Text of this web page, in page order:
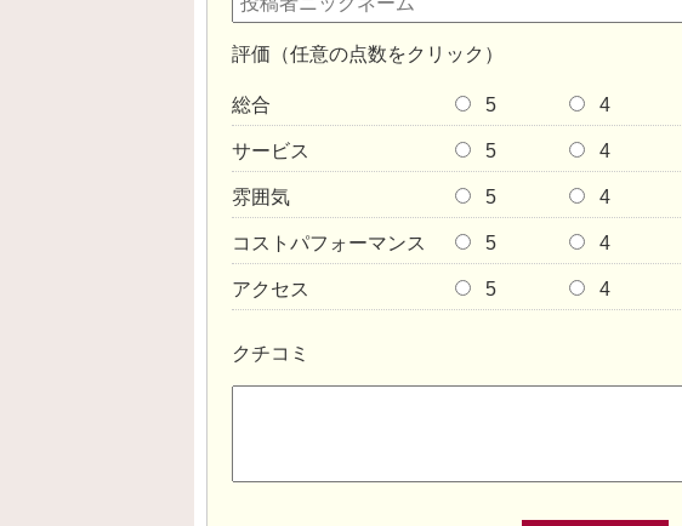
評価（任意の点数をクリック）
総合 5 4
サービス 5 4
雰囲気 5 4
コストパフォーマンス 5 4
アクセス 5 4
クチコミ